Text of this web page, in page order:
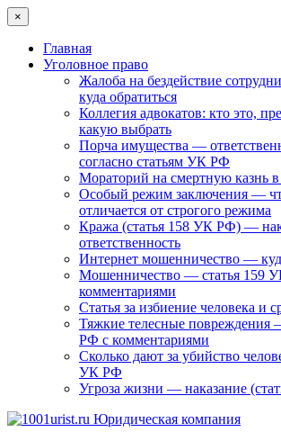
×
Главная
Уголовное право
Жалоба на бездействие
куда обратиться
Коллегия адвокатов: кто это,
какую выбрать
Порча имущества —
согласно статьям УК РФ
Мораторий на смертную казнь
Особый режим заключения —
отличается от строгого режима
Кража (статья 158 УК РФ) —
ответственность
Интернет мошенничество —
Мошенничество — статья 159
комментариями
Статья за избиение человека и
Тяжкие телесные повреждения
РФ с комментариями
Сколько дают за убийство
УК РФ
Угроза жизни — наказание